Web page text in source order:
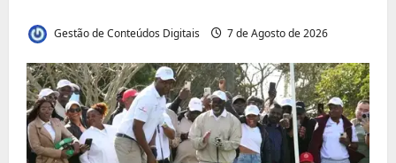
Gestão de Conteúdos Digitais 7 de Agosto de 2026